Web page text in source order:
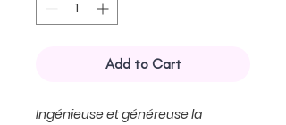
Add to Cart
Ingénieuse et généreuse la